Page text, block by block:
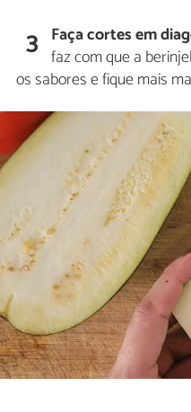
3 Faça cortes em
faz com que a
os sabores e fique mais